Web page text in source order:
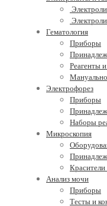
Гематология
Приборы
Реагенты
Электрофорез
Приборы
Наборы
Микроскопия
Анализ мочи
Приборы
Тесты и